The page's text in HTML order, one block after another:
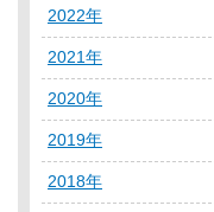
2022年
2021年
2020年
2019年
2018年